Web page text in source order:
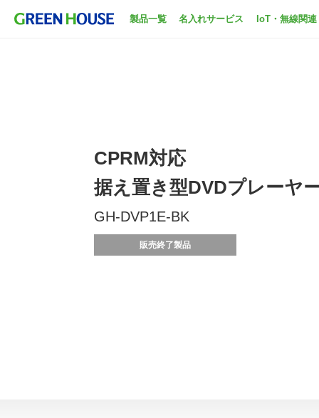
製品一覧 名入れサービス IoT・無線関連
CPRM対応
据え置き型DVDプレーヤ
GH-DVP1E-BK
販売終了製品